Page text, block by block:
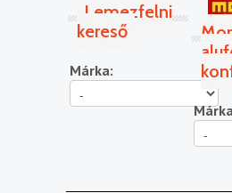
Lemezfelni
kereső
Márka: